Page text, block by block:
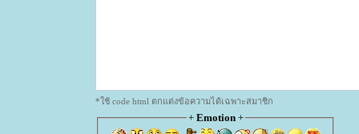
*ใช้ code html ตกแต่งข้อความได้เฉพาะสมาชิก
+ Emotion+